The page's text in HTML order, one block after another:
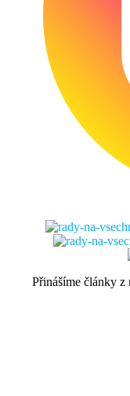
Přinášíme články z